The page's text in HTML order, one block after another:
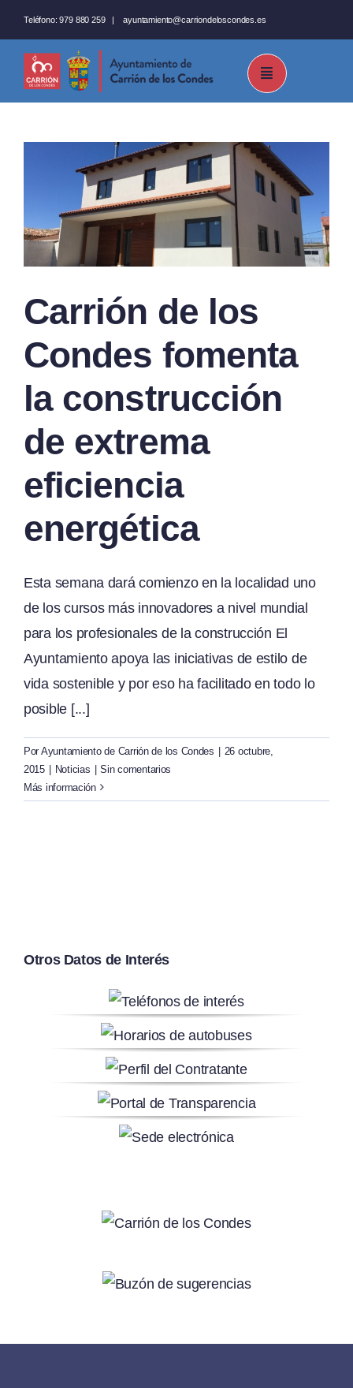
al
contenido
Teléfono: 979 880 259 |ayuntamiento@carriondeloscondes.es
Carrión de los
Condes fomenta
la construcción
de extrema
eficiencia
energética
Esta semana dará comienzo en la localidad uno
de los cursos más innovadores a nivel mundial
para los profesionales de la construcción El
Ayuntamiento apoya las iniciativas de estilo de
vida sostenible y por eso ha facilitado en todo lo
posible [...]
Por Ayuntamiento de Carrión de los Condes
26 octubre,
2015
Noticias
Sin comentarios
Más información
Otros Datos de Interés